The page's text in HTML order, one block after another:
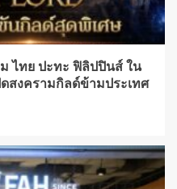
ม ไทย ปะทะ ฟิลิปปินส์ ใน
สงครามกิลด์ข้ามประเทศ